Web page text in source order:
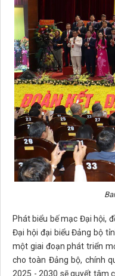
Phát biểu bế mạc Đại hội,
Đại hội đại biểu Đảng bộ
một giai đoạn phát triển
cho toàn Đảng bộ, chính
2025 - 2030 sẽ quyết tâm